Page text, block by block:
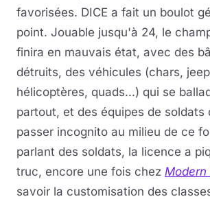
favorisées. DICE a fait un boulot
point. Jouable jusqu'à 24, le
finira en mauvais état, avec des
détruits, des véhicules (chars,
hélicoptères, quads...) qui se
partout, et des équipes de soldats
passer incognito au milieu de ce
parlant des soldats, la licence a
truc, encore une fois chez Modern
savoir la customisation des